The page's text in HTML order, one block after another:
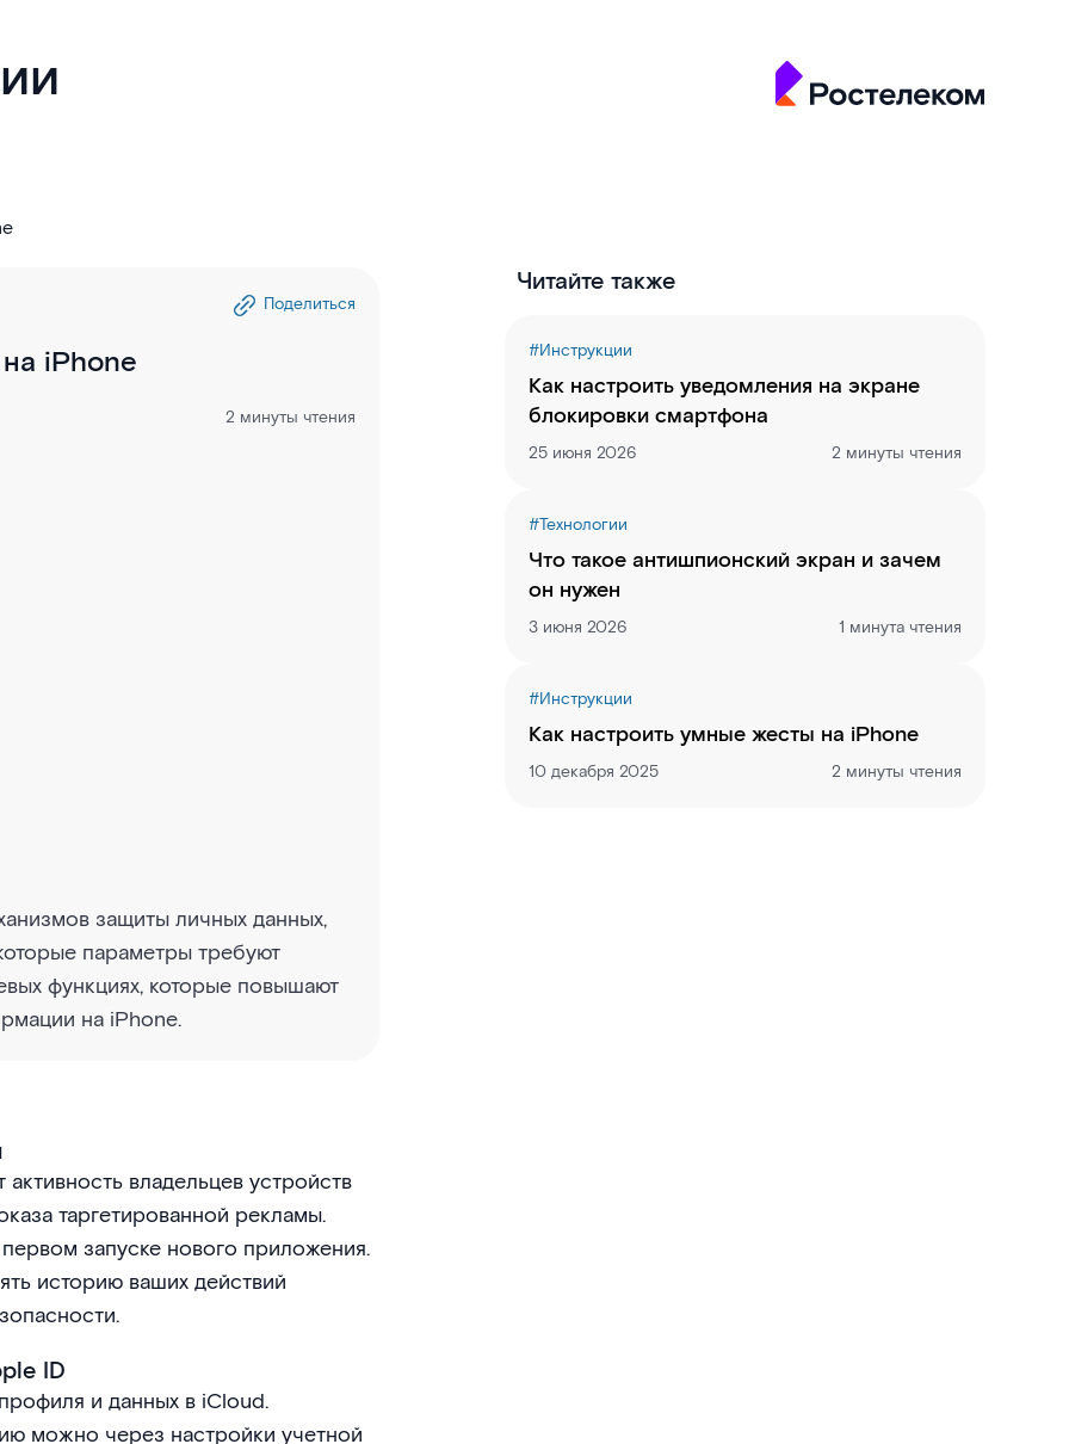
Поделиться
iPhone
2 минуты чтения
защиты личных данных,
параметры требуют
функциях, которые повышают
на iPhone.
владельцев устройств
таргетированной рекламы.
запуске нового приложения.
историю ваших действий
ID
и данных в iCloud.
можно через настройки учетной
Читайте также
#Инструкции
Как настроить уведомления на экране
блокировки смартфона
25 июня 2026 2 минуты чтения
#Технологии
Что такое антишпионский экран и зачем
он нужен
3 июня 2026 1 минута чтения
#Инструкции
Как настроить умные жесты на iPhone
10 декабря 2025 2 минуты чтения